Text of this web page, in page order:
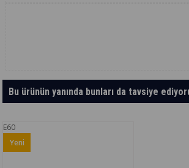
Bu ürünün yanında bunları da tavsiye
E60
Yeni